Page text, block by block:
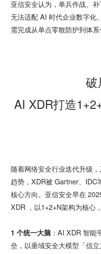
亚信安全认为，单兵作战、
无法适配 AI 时代企业数字化
需完成从单点零散防护到体系
破
AI XDR打造
随着网络安全行业迭代升级
趋势，XDR被 Gartner、IDC
核心方向。亚信安全早在
XDR ，以1+2+N架构为核心
1 个统一大脑 ：AI XDR 智能
垒，以垂域安全大模型「信